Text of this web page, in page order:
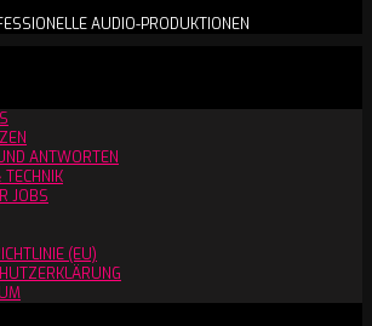
AUDIO-PRODUKTIONEN
ANTWORTEN
JOBS
(EU)